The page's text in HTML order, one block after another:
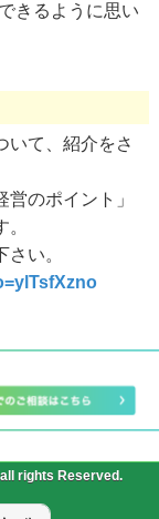
きるように思い
いて、紹介をさ
のポイント」
い。
rights Reserved.